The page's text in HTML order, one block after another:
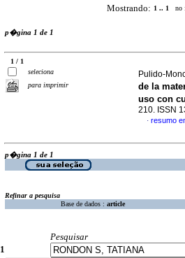
Mostrando: 1 .. 1 no
p�gina 1 de 1
1 / 1
seleciona
para imprimir
Pulido-
de la
uso con
210. ISSN
· resumo
p�gina 1 de 1
Refinar a pesquisa
Base de dados : article
Pesquisar
1